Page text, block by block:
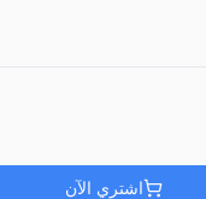
اشتري الآن